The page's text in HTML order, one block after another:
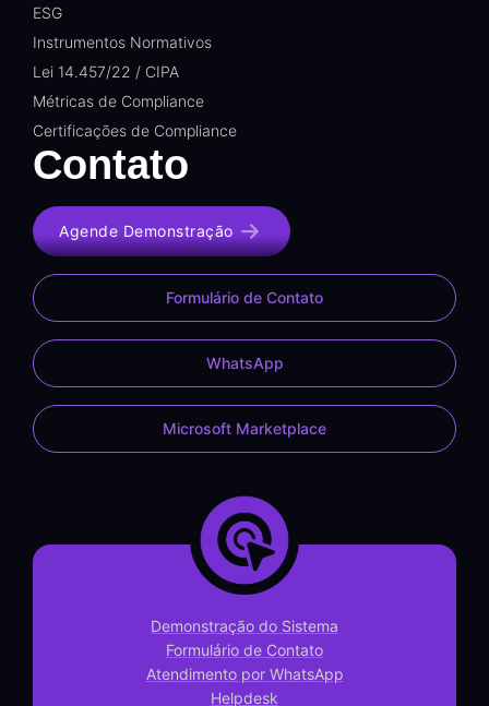
ESG
Instrumentos Normativos
Lei 14.457/22 / CIPA
Métricas de Compliance
Certificações de Compliance
Contato
Agende Demonstração
Formulário de Contato
WhatsApp
Microsoft Marketplace
Demonstração do Sistema
Formulário de Contato
Atendimento por WhatsApp
Helpdesk